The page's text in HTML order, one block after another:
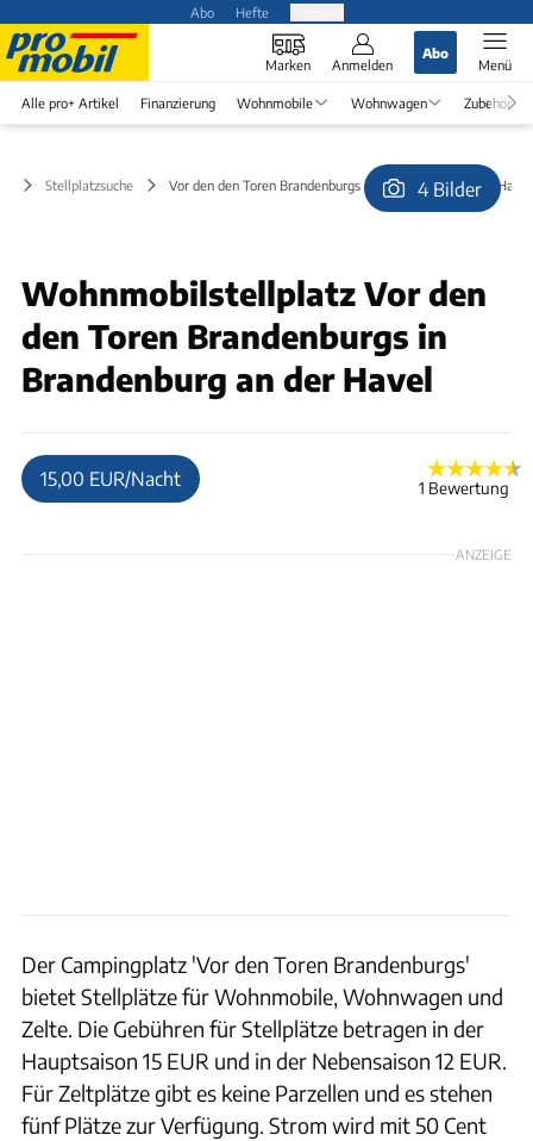
Abo Hefte
Marken Anmelden
Abo
Menü
Alle pro+ Artikel Finanzierung Wohnmobile Wohnwagen Zubehör
Stellplatzsuche Vor den den Toren Brandenburgs in Brandenburg an der Havel
4 Bilder
Wohnmobilstellplatz Vor den
den Toren Brandenburgs in
Brandenburg an der Havel
15,00 EUR/Nacht 1 Bewertung
ANZEIGE
Der Campingplatz 'Vor den Toren Brandenburgs'
bietet Stellplätze für Wohnmobile, Wohnwagen und
Zelte. Die Gebühren für Stellplätze betragen in der
Hauptsaison 15 EUR und in der Nebensaison 12 EUR.
Für Zeltplätze gibt es keine Parzellen und es stehen
fünf Plätze zur Verfügung. Strom wird mit 50 Cent